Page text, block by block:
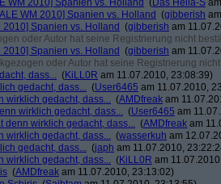
WM 2010] Spanien vs. Holland (Das Hella-S
WM 2010] Spanien vs. Holland (gibberish
2010] Spanien vs. Holland (gibberish am
oder Autor hat seine Registrierung nicht
2010] Spanien vs. Holland (gibberish am
oder Autor hat seine Registrierung
dass... (KiLL0R am 11.07.2010, 23:08:39)
gedacht, dass... (User6465 am 11.07.2010,
wirklich gedacht, dass... (AMDfreak am
wirklich gedacht, dass... (User6465 am
denn wirklich gedacht, dass... (AMDfreak am
wirklich gedacht, dass... (wasserkuh am
gedacht, dass... (japh am 11.07.2010,
wirklich gedacht, dass... (KiLL0R am
(AMDfreak am 11.07.2010, 23:13:02)